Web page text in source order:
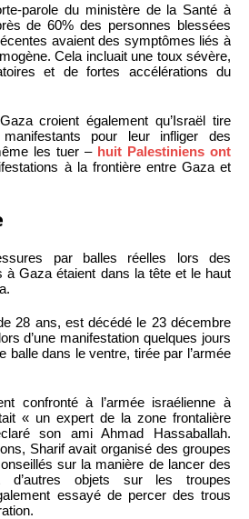
parole du ministère de la Santé à
de 60% des personnes blessées
avaient des symptômes liés à
Cela incluait une toux sévère,
et de fortes accélérations du
croient également qu’Israël tire
pour leur infliger des
les tuer – huit Palestiniens ont
à la frontière entre Gaza et
par balles réelles lors des
à Gaza étaient dans la tête et le haut
28 ans, est décédé le 23 décembre
d’une manifestation quelques jours
balle dans le ventre, tirée par l’armée
confronté à l’armée israélienne à
« un expert de la zone frontalière
son ami Ahmad Hassaballah.
Sharif avait organisé des groupes
sur la manière de lancer des
d’autres objets sur les troupes
essayé de percer des trous